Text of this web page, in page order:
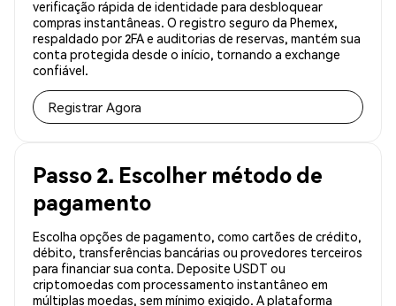
verificação rápida de identidade para desbloquear
compras instantâneas. O registro seguro da Phemex,
respaldado por 2FA e auditorias de reservas, mantém sua
conta protegida desde o início, tornando a exchange
confiável.
Registrar Agora
Passo 2. Escolher método de
pagamento
Escolha opções de pagamento, como cartões de crédito,
débito, transferências bancárias ou provedores terceiros
para financiar sua conta. Deposite USDT ou
criptomoedas com processamento instantâneo em
múltiplas moedas, sem mínimo exigido. A plataforma